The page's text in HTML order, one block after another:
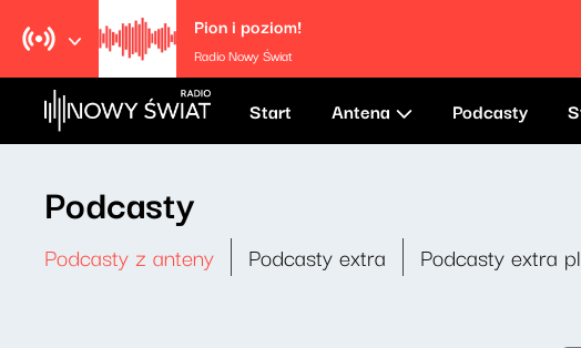
Pion i poziom!
Radio Nowy Świat
Start Antena Podcasty
Podcasty
Podcasty z anteny Podcasty extra Podcasty extra